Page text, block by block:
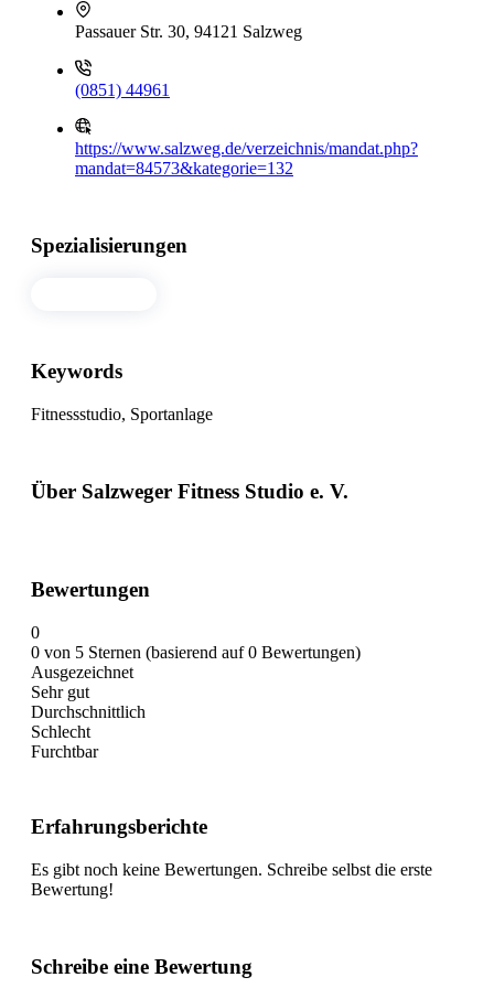
Passauer Str. 30, 94121 Salzweg
(0851) 44961
https://www.salzweg.de/verzeichnis/mandat.php?
mandat=84573&kategorie=132
Spezialisierungen
Keywords
Fitnessstudio, Sportanlage
Über Salzweger Fitness Studio e. V.
Bewertungen
0
0 von 5 Sternen (basierend auf 0 Bewertungen)
Ausgezeichnet
Sehr gut
Durchschnittlich
Schlecht
Furchtbar
Erfahrungsberichte
Es gibt noch keine Bewertungen. Schreibe selbst die erste
Bewertung!
Schreibe eine Bewertung